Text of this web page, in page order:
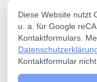
Diese Website nutzt
u. a. für Google
Kontaktformulars.
Kontaktformular